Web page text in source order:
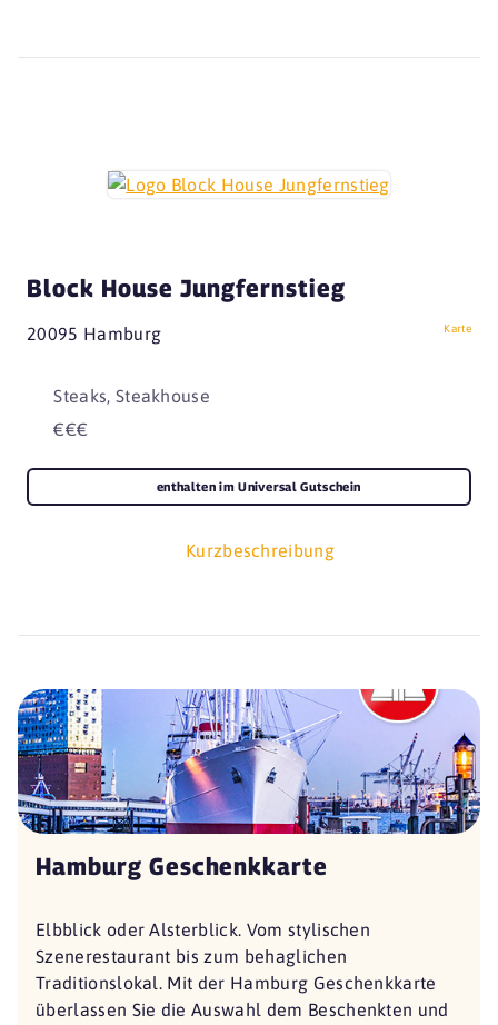
Block House Jungfernstieg
20095 Hamburg Karte
Steaks, Steakhouse
€€€
Kurzbeschreibung
enthalten im Universal Gutschein
Hamburg Geschenkkarte
Elbblick oder Alsterblick. Vom stylischen
Szenerestaurant bis zum behaglichen
Traditionslokal. Mit der Hamburg Geschenkkarte
überlassen Sie die Auswahl dem Beschenkten und